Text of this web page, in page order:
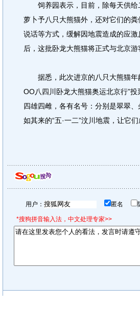
饲养园表示，目前，除每天供给
萝卜予八只大熊猫外，还对它们的
说话等方式，缓解因地震造成的应
后，这批卧龙大熊猫将正式与北京游
据悉，此次进京的八只大熊猫年
OO八四川卧龙大熊猫奥运北京行”
四雄四雌，各有名号：分别是翠翠
如其来的“五·一二”汶川地震，让它
用户： 匿名
*搜狗拼音输入法，中文处理专家>>